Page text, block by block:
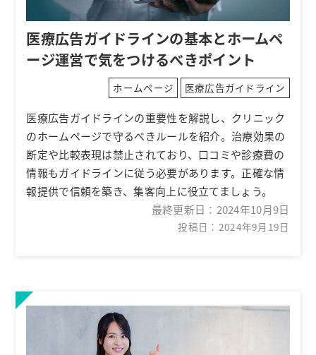
医療広告ガイドラインの基本とホームペ
ージ運営で気をつけるべきポイント
ホームページ 医療広告ガイドライン
医療広告ガイドラインの重要性を解説し、クリニック
のホームページで守るべきルールを紹介。治療効果の
断定や比較表現は禁止されており、口コミや診療費の
情報もガイドラインに従う必要があります。正確な情
報提供で信頼を築き、集客向上に役立てましょう。
最終更新日： 2024年10月9日
投稿日：2024年9月19日